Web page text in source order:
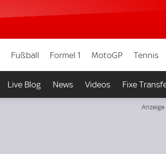
Fußball Formel 1 MotoGP Tennis
Live Blog News Videos Fixe